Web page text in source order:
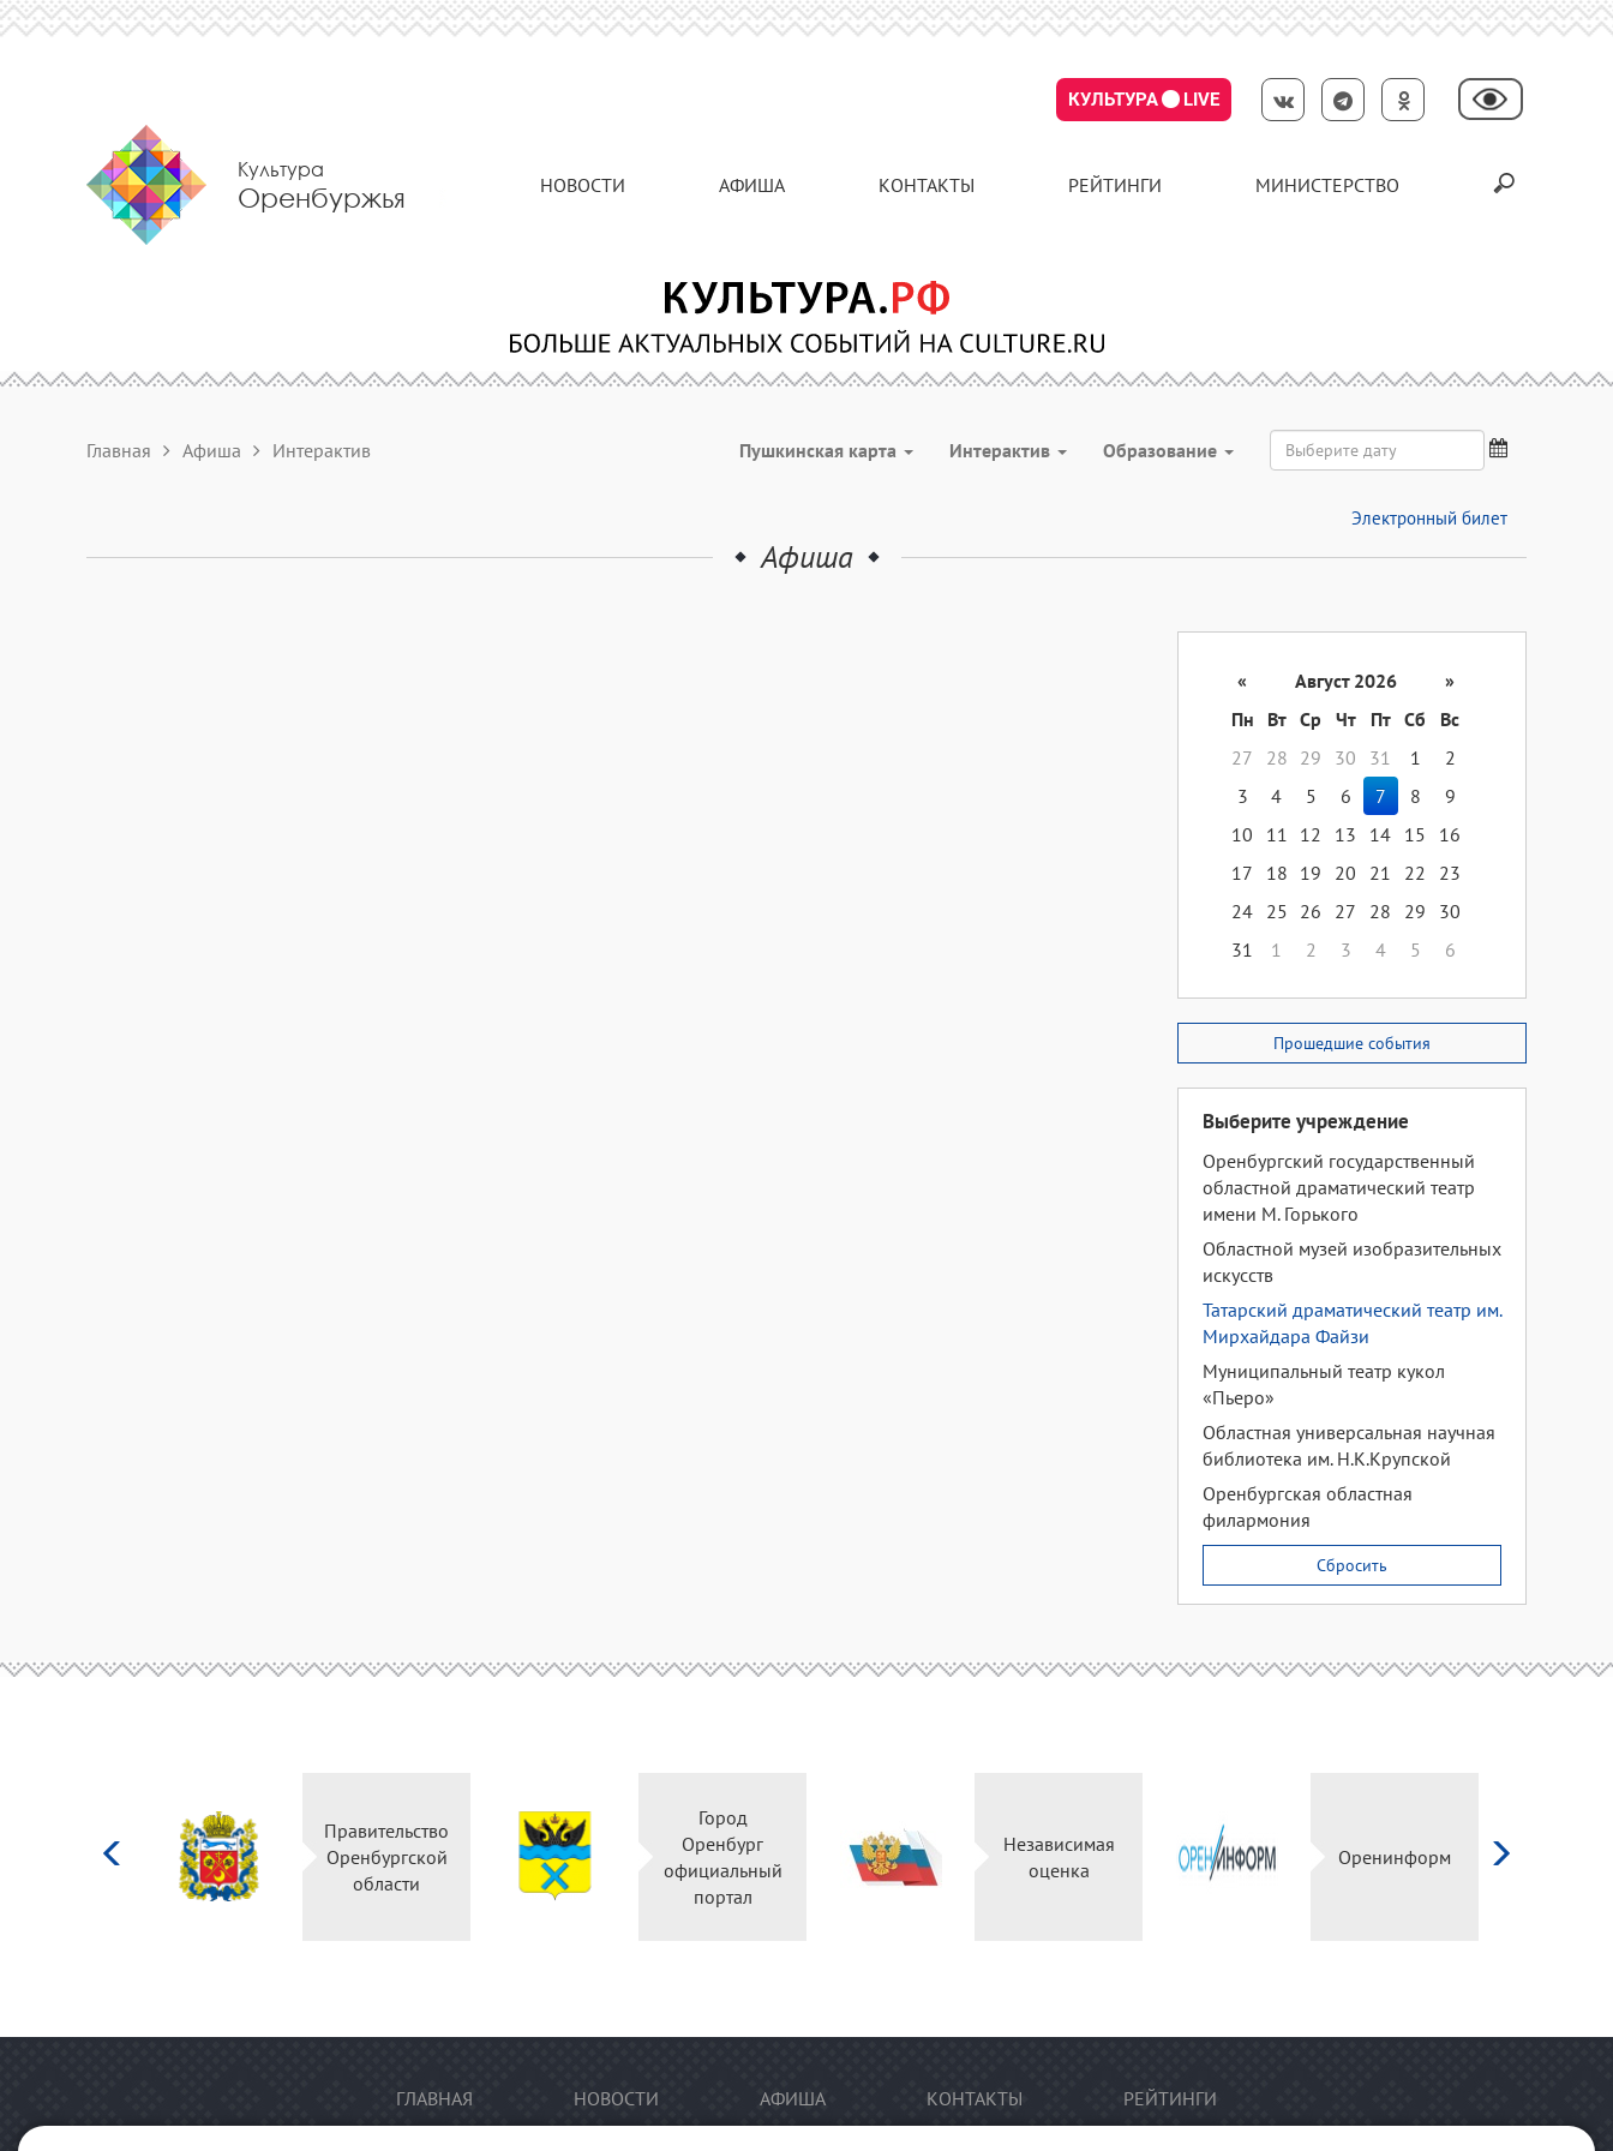
КУЛЬТУРА LIVE
Культура
Оренбуржья НОВОСТИ АФИША КОНТАКТЫ РЕЙТИНГИ МИНИСТЕРСТВО
Главная Афиша Интерактив Пушкинская карта Интерактив Образование
Электронный билет
Афиша
« Август 2026
»
Пн
Вт Ср Чт Пт Сб
Вс
27
28 29 30 31 1
2
3
4 5 6 7 8
9
10
11 12 13 14 15
16
17
18 19 20 21 22
23
24 25 26 27 28 29
30
31
1 2 3 4 5 6
Прошедшие события
Выберите учреждение
Оренбургский государственный
областной драматический театр
имени М. Горького
Областной музей изобразительных
искусств
Татарский драматический театр им.
Мирхайдара Файзи
Муниципальный театр кукол
«Пьеро»
Областная универсальная научная
библиотека им. Н.К.Крупской
Оренбургская областная
филармония
Сбросить
Правительство
Оренбургской
области
Город
Оренбург
официальный
портал
Независимая
оценка
Оренинформ
ГЛАВНАЯ НОВОСТИ АФИША КОНТАКТЫ РЕЙТИНГИ